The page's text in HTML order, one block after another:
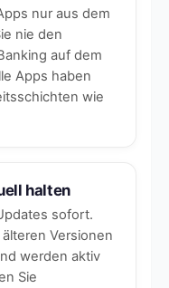
nur aus dem
nie den
auf dem
Apps haben
wie
halten
sofort.
Versionen
werden aktiv
Sie